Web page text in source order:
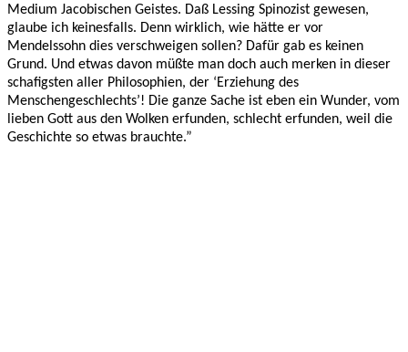
Medium Jacobischen Geistes. Daß Lessing Spinozist gewesen,
glaube ich keinesfalls. Denn wirklich, wie hätte er vor
Mendelssohn dies verschweigen sollen? Dafür gab es keinen
Grund. Und etwas davon müßte man doch auch merken in dieser
schafigsten aller Philosophien, der ‘Erziehung des
Menschengeschlechts’! Die ganze Sache ist eben ein Wunder, vom
lieben Gott aus den Wolken erfunden, schlecht erfunden, weil die
Geschichte so etwas brauchte.”